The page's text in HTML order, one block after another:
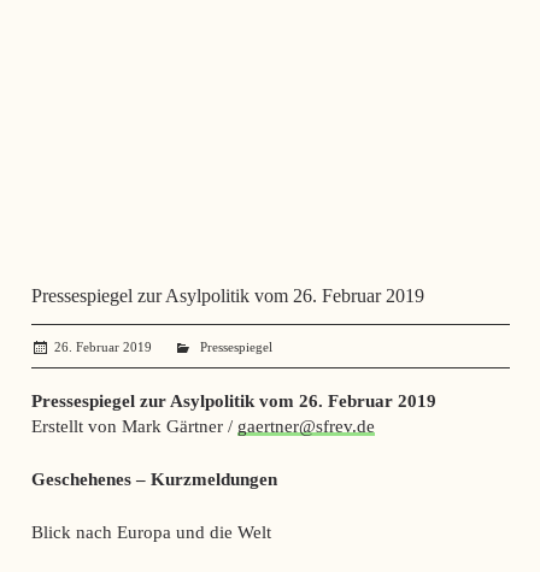
Pressespiegel zur Asylpolitik vom 26. Februar 2019
26. Februar 2019 administrator
Pressespiegel
Pressespiegel zur Asylpolitik vom 26. Februar 2019
Erstellt von Mark Gärtner / gaertner@sfrev.de
Geschehenes – Kurzmeldungen
Blick nach Europa und die Welt